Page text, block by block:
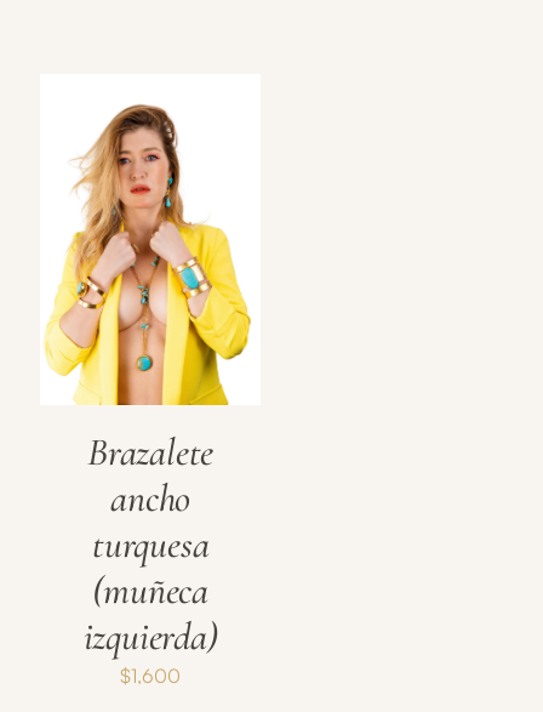
Brazalete
ancho
turquesa
(muñeca
izquierda)
$1,600